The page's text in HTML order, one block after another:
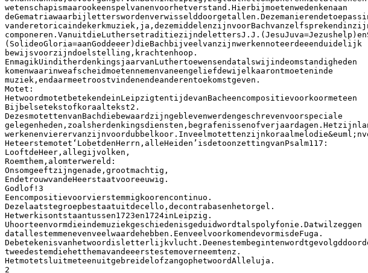
wetenschapismaarookeenspelvanenvoorhetverstand.Hierbijmoetenwedenkenaan
(SolideoGloria=aanGoddeeer)dieBachbijveelvanzijnwerkennoteerdeeenduidelijk
bewijsvoorzijndoelstelling,krachtenhoop.
EnmagikUinditherdenkingsjaarvanLuthertoewensendatalswijindeomstandigheden
komenwaarinweafscheidmoetennemenvaneengeliefdewijelkaarontmoeteninde
muziek,endaarmeetroostvindenendeanderentoekomstgeven.
Motet:
HetwoordmotetbetekendeinLeipzigtentijdevanBacheencompositievoorkoormeteen
Bijbelsetekstofkoraaltekst2.
DezesmotettenvanBachdiebewaardzijngeblevenwerdengeschrevenvoorspeciale
Heteerstemotet‘LobetdenHerrn,alleHeiden’isdetoonzettingvanPsalm117:
LooftdeHeer,allegijvolken,
Roemthem,alomterwereld:
Onsomgeeftzijngenade,grootmachtig,
EndetrouwvandeHeerstaatvooreeuwig.
Godlof!3
Eencompositievoorvierstemmigkoorencontinuo.
Dezelaatstegroepbestaatuitdecello,decontrabasenhetorgel.
Hetwerkisontstaantussen1723en1724inLeipzig.
Uhoorteenvormdieindemuziekgeschiedenisgeduidwordtalspolyfonie.Datwilzeggen
datallestemmenevenveelwaardehebben.EenveelvoorkomendevormisdeFuga.
tweedestemdiehetthemavandeeerstestemoverneemtenz.
HetmotetsluitmeteenuitgebreidelofzangophetwoordAlleluja.
2